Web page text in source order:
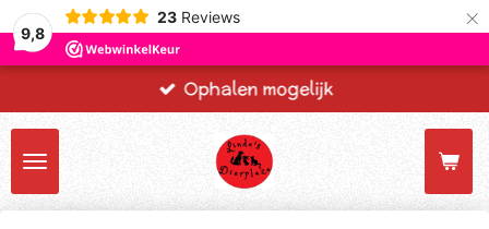
9,8
23 Reviews ×
Ophalen mogelijk